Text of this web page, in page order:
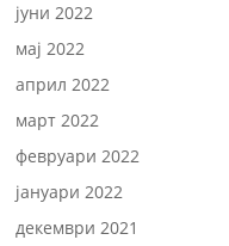
јуни 2022
мај 2022
април 2022
март 2022
февруари 2022
јануари 2022
декември 2021